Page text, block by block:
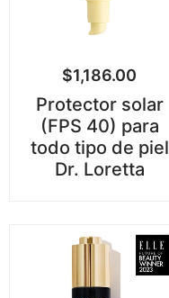
$1,186.00
Protector solar
(FPS 40) para
todo tipo de piel
Dr. Loretta